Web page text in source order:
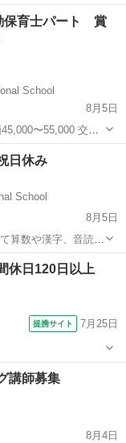
でも大歓迎です！
育園)
保育士パート 賞
School
8月5日
〜55,000 交通
月給
日休み
School
8月5日
算数や漢字、音読な
スは3歳〜8歳までの
カード、ブロック
休日120日以上
提携サイト 7月25日
動車6...
講師募集
8月4日